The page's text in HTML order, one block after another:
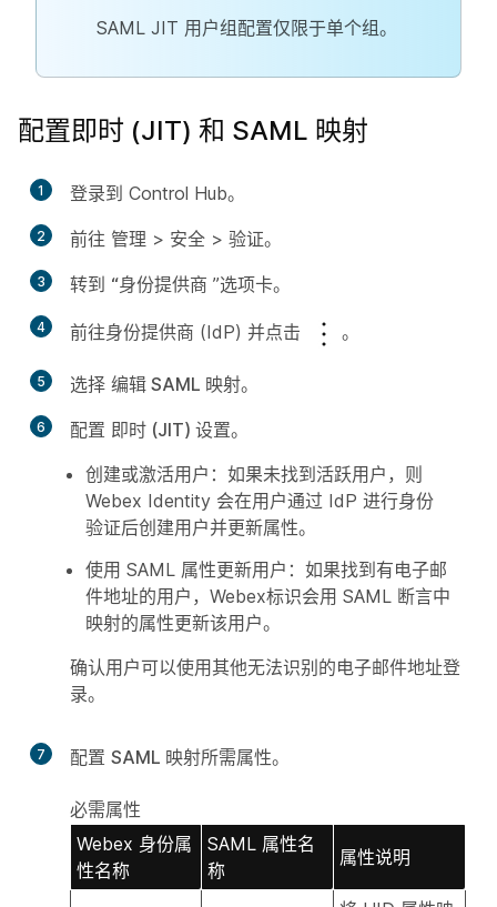
SAML JIT 用户组配置仅限于单个组。
配置即时 (JIT) 和 SAML 映射
1 登录到 Control Hub。
2 前往 管理 > 安全 > 验证。
3 转到 “身份提供商 ”选项卡。
4 前往身份提供商 (IdP) 并点击 。
5 选择 编辑 SAML 映射。
6 配置 即时 (JIT) 设置。
创建或激活用户：如果未找到活跃用户，则
Webex Identity 会在用户通过 IdP 进行身份
验证后创建用户并更新属性。
使用 SAML 属性更新用户：如果找到有电子邮
件地址的用户，Webex标识会用 SAML 断言中
映射的属性更新该用户。
确认用户可以使用其他无法识别的电子邮件地址登
录。
7 配置 SAML 映射所需属性。
必需属性
Webex 身份属
性名称
SAML 属性名
称
属性说明